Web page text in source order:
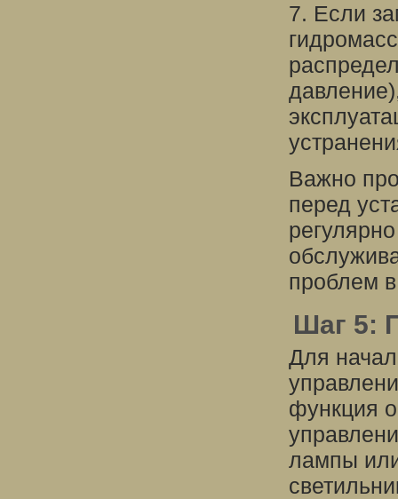
7. Если
Важно
перед
проблем
Шаг 5:
Для
функция
лампы